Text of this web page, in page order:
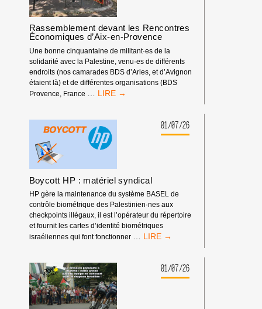
ÊTRE
EXCLUE
DES
COMPÉTITIONS
INTERNATIONALES
!
Rassemblement devant les Rencontres
Économiques d’Aix-en-Provence
Une bonne cinquantaine de militant·es de la
solidarité avec la Palestine, venu·es de différents
endroits (nos camarades BDS d’Arles, et d’Avignon
étaient là) et de différentes organisations (BDS
Provence, France
RASSEMBLEMENT
RENCONTRES
ÉCONOMIQUES
D’AIX-
01/07/26
Boycott HP : matériel syndical
HP gère la maintenance du système BASEL de
contrôle biométrique des Palestinien·nes aux
checkpoints illégaux, il est l’opérateur du répertoire
et fournit les cartes d’identité biométriques
israéliennes qui font fonctionner
BOYCOTT
MATÉRIEL
SYNDICAL
01/07/26